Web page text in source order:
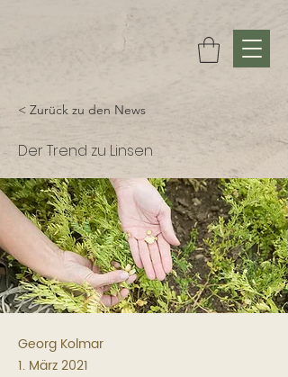
< Zurück zu den News
Der Trend zu Linsen
Georg Kolmar
1. März 2021